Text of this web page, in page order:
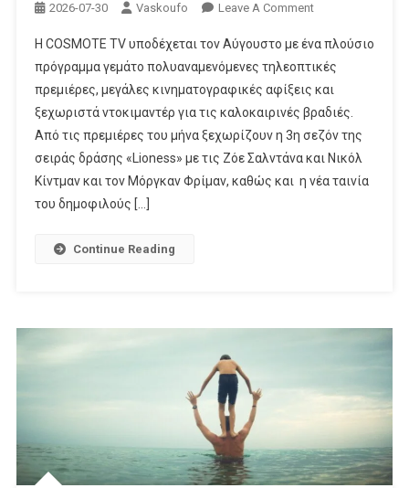
2026-07-30 Vaskoufo Leave A CommentOn
3η
Σεζόν
Του
«Lioness»
Με
Την
Ζόε
Στην
COSMOTE
Η COSMOTE TV υποδέχεται τον Αύγουστο με ένα πλούσιο
πρόγραμμα γεμάτο πολυαναμενόμενες τηλεοπτικές
πρεμιέρες, μεγάλες κινηματογραφικές αφίξεις και
ξεχωριστά ντοκιμαντέρ για τις καλοκαιρινές βραδιές.
Από τις πρεμιέρες του μήνα ξεχωρίζουν η 3η σεζόν της
σειράς δράσης «Lioness» με τις Ζόε Σαλντάνα και Νικόλ
Κίντμαν και τον Μόργκαν Φρίμαν, καθώς και η νέα ταινία
του δημοφιλούς […]
Continue Reading